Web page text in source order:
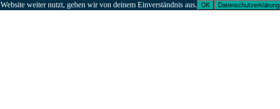
weiter nutzt, gehen wir von deinem Einverständnis aus. OK Datenschutzerklärung